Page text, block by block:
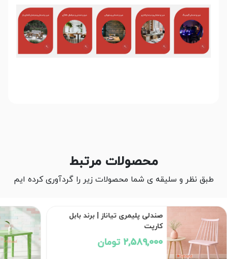
محصولات مرتبط
طبق نظر و سلیقه ی شما محصولات زیر را گردآوری کرده ایم
میز پلاستیکی کد 823 | برند
ناصرپلاستیک